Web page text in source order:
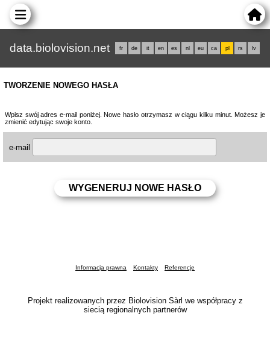
data.biolovision.net fr de it en es nl eu ca pl rs lv
TWORZENIE NOWEGO HASŁA
Wpisz swój adres e-mail poniżej. Nowe hasło otrzymasz w ciągu kilku minut. Możesz je
zmienić edytując swoje konto.
e-mail
Informacja prawna Kontakty Referencje
Projekt realizowanych przez Biolovision Sàrl we współpracy z
siecią regionalnych partnerów